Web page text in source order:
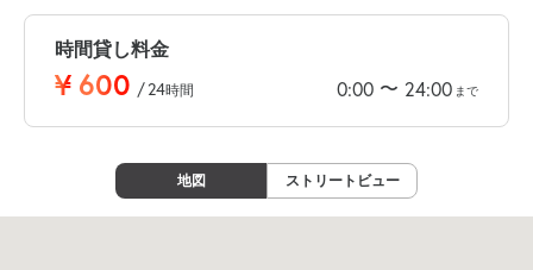
時間貸し料金
¥ 600 /24時間 0:00 〜 24:00 まで
地図 ストリートビュー